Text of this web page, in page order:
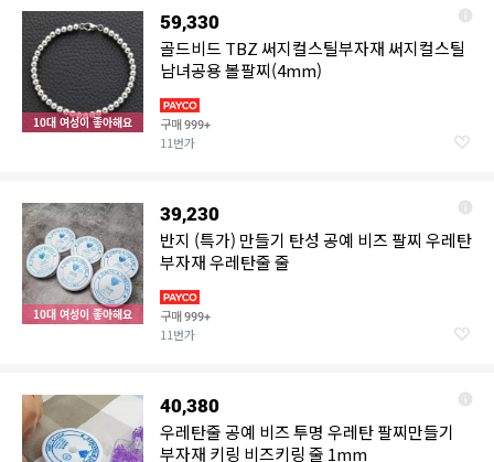
10대 여성이 좋아해요
59,330
골드비드 TBZ 써지컬스틸부자재 써지컬스틸
남녀공용 볼팔찌(4mm)
구매999+
11번가
10대 여성이 좋아해요
39,230
반지 (특가) 만들기 탄성 공예 비즈 팔찌 우레탄
부자재 우레탄줄 줄
구매999+
11번가
40,380
우레탄줄 공예 비즈 투명 우레탄 팔찌만들기
부자재 키링 비즈키링 줄 1mm